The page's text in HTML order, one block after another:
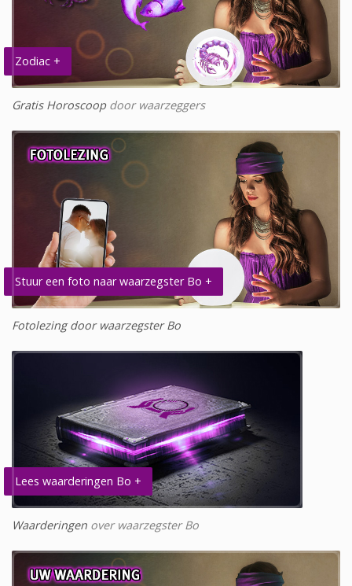
Zodiac +
Gratis Horoscoopdoor waarzeggers
Stuur een foto naar waarzegster Bo +
Fotolezing door waarzegster Bo
Lees waarderingen Bo +
Waarderingen over waarzegster Bo